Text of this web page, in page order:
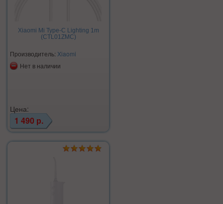
Xiaomi Mi Type-C Lighting 1m
(CTL01ZMC)
Производитель: Xiaomi
Нет в наличии
Цена:
1 490 р.